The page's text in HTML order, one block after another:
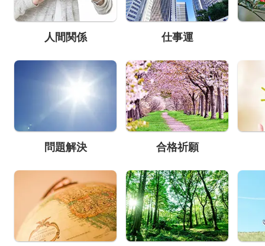
人間関係 仕事運
問題解決 合格祈願